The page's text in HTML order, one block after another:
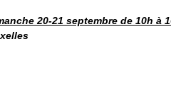
20-21 septembre de 10h à